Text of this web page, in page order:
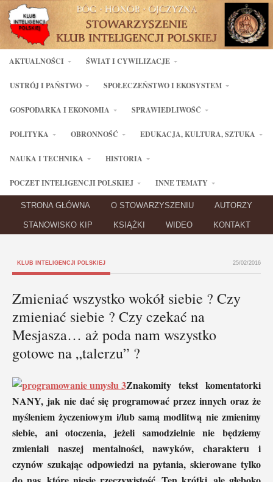
AKTUALNOŚCI ŚWIAT I CYWILIZACJE
USTRÓJ I PAŃSTWO SPOŁECZEŃSTWO I EKOSYSTEM
GOSPODARKA I EKONOMIA SPRAWIEDLIWOŚĆ
POLITYKA OBRONNOŚĆ EDUKACJA, KULTURA, SZTUKA
NAUKA I TECHNIKA HISTORIA
POCZET INTELIGENCJI POLSKIEJ INNE TEMATY
STRONA GŁÓWNA O STOWARZYSZENIU AUTORZY
STANOWISKO KIP KSIĄŻKI WIDEO KONTAKT
KLUB INTELIGENCJI POLSKIEJ 25/02/2016
Zmieniać wszystko wokół siebie ? Czy
zmieniać siebie ? Czy czekać na
Mesjasza… aż poda nam wszystko
gotowe na „talerzu” ?
Znakomity tekst komentatorki
NANY, jak nie dać się programować przez innych oraz że
myśleniem życzeniowym i/lub samą modlitwą nie zmienimy
siebie, ani otoczenia, jeżeli samodzielnie nie będziemy
zmieniali naszej mentalności, nawyków, charakteru i
czynów szukając odpowiedzi na pytania, skierowane tylko